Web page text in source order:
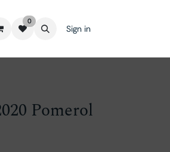
0
Sign in
Pomerol